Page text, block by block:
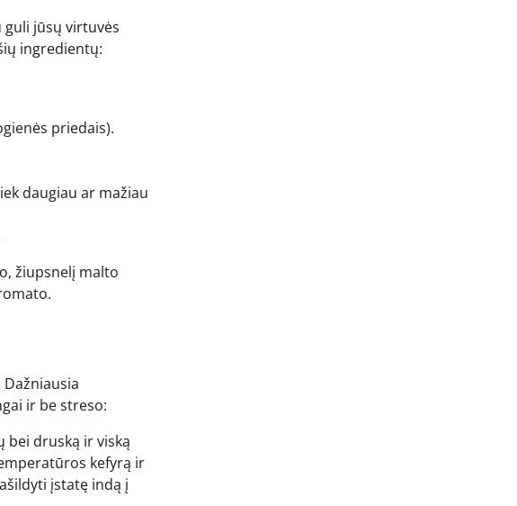
guli jūsų virtuvės
ingredientų:
priedais).
daugiau ar mažiau
žiupsnelį malto
ir be streso:
bei druską ir viską
kefyrą ir
įstatę indą į